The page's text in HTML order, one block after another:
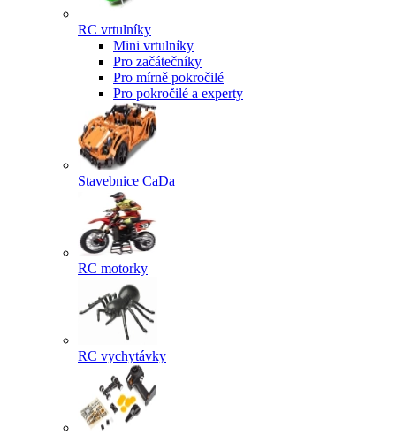
RC vrtulníky
Mini vrtulníky
Pro začátečníky
Pro mírně pokročilé
Pro pokročilé a experty
Stavebnice CaDa
RC motorky
RC vychytávky